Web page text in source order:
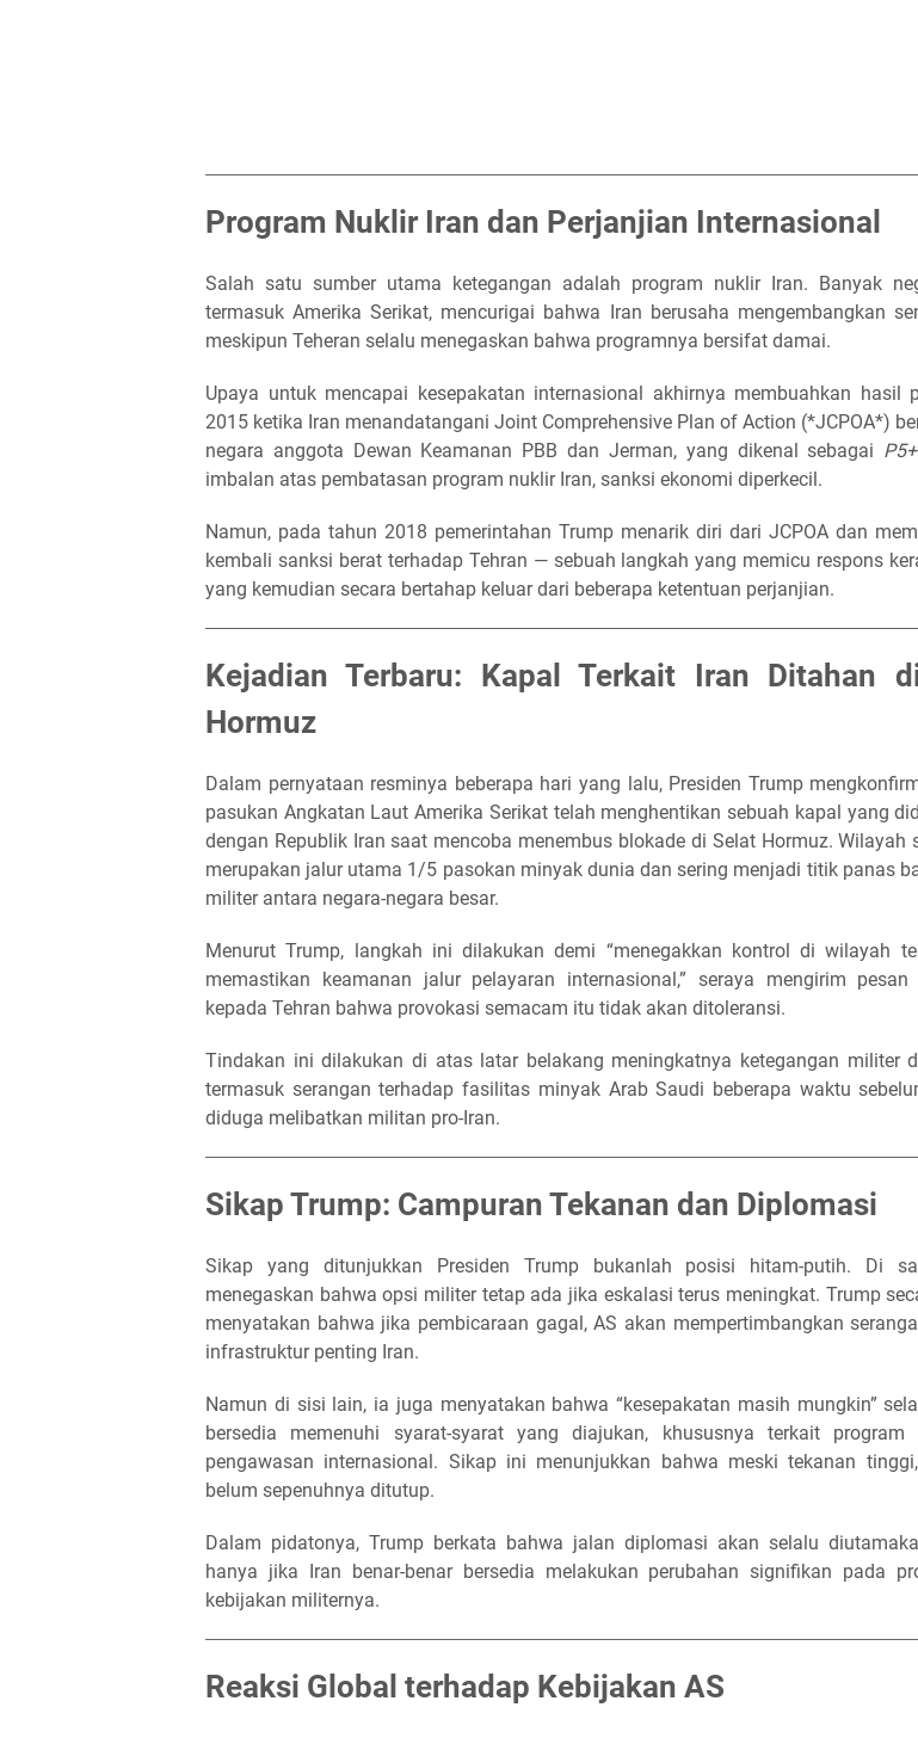
Program Nuklir Iran dan Perjanjian Internasional
Salah satu sumber utama ketegangan adalah program nuklir Iran. Banyak
termasuk Amerika Serikat, mencurigai bahwa Iran berusaha mengembangkan
meskipun Teheran selalu menegaskan bahwa programnya bersifat damai.
Upaya untuk mencapai kesepakatan internasional akhirnya membuahkan hasil
2015 ketika Iran menandatangani Joint Comprehensive Plan of Action (*JCPOA*)
negara anggota Dewan Keamanan PBB dan Jerman, yang dikenal sebagai
imbalan atas pembatasan program nuklir Iran, sanksi ekonomi diperkecil.
Namun, pada tahun 2018 pemerintahan Trump menarik diri dari JCPOA dan
kembali sanksi berat terhadap Tehran — sebuah langkah yang memicu respons
yang kemudian secara bertahap keluar dari beberapa ketentuan perjanjian.
Kejadian Terbaru: Kapal Terkait Iran Ditahan
Hormuz
Dalam pernyataan resminya beberapa hari yang lalu, Presiden Trump
pasukan Angkatan Laut Amerika Serikat telah menghentikan sebuah kapal yang
dengan Republik Iran saat mencoba menembus blokade di Selat Hormuz. Wilayah
merupakan jalur utama 1/5 pasokan minyak dunia dan sering menjadi titik panas
militer antara negara-negara besar.
Menurut Trump, langkah ini dilakukan demi “menegakkan kontrol di wilayah
memastikan keamanan jalur pelayaran internasional,” seraya mengirim
kepada Tehran bahwa provokasi semacam itu tidak akan ditoleransi.
Tindakan ini dilakukan di atas latar belakang meningkatnya ketegangan militer
termasuk serangan terhadap fasilitas minyak Arab Saudi beberapa waktu
diduga melibatkan militan pro-Iran.
Sikap Trump: Campuran Tekanan dan Diplomasi
Sikap yang ditunjukkan Presiden Trump bukanlah posisi hitam-putih. Di
menegaskan bahwa opsi militer tetap ada jika eskalasi terus meningkat. Trump
menyatakan bahwa jika pembicaraan gagal, AS akan mempertimbangkan
infrastruktur penting Iran.
Namun di sisi lain, ia juga menyatakan bahwa “kesepakatan masih mungkin”
bersedia memenuhi syarat-syarat yang diajukan, khususnya terkait
pengawasan internasional. Sikap ini menunjukkan bahwa meski tekanan
belum sepenuhnya ditutup.
Dalam pidatonya, Trump berkata bahwa jalan diplomasi akan selalu
hanya jika Iran benar-benar bersedia melakukan perubahan signifikan pada
kebijakan militernya.
Reaksi Global terhadap Kebijakan AS